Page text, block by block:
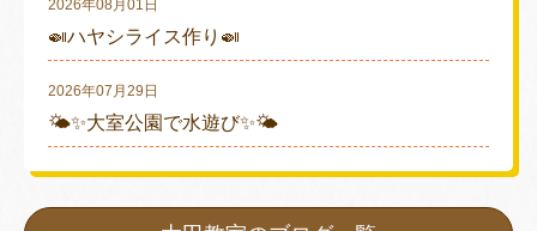
2026年08月01日
🍛ハヤシライス作り🍛
2026年07月29日
🌤✨大室公園で水遊び✨🌤